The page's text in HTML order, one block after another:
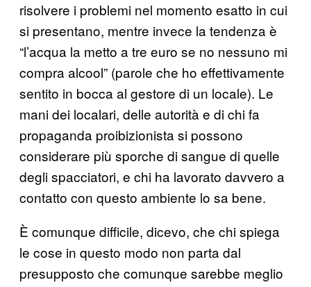
risolvere i problemi nel momento esatto in cui
si presentano, mentre invece la tendenza è
“l’acqua la metto a tre euro se no nessuno mi
compra alcool” (parole che ho effettivamente
sentito in bocca al gestore di un locale). Le
mani dei localari, delle autorità e di chi fa
propaganda proibizionista si possono
considerare più sporche di sangue di quelle
degli spacciatori, e chi ha lavorato davvero a
contatto con questo ambiente lo sa bene.
È comunque difficile, dicevo, che chi spiega
le cose in questo modo non parta dal
presupposto che comunque sarebbe meglio